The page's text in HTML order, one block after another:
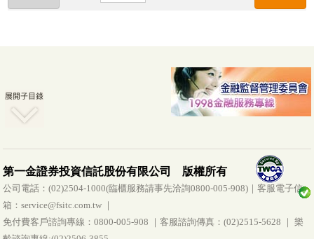
第一金證券投資信託股份有限公司 版權所有
公司電話：(02)2504-1000(臨櫃服務請事先洽詢0800-005-908)｜客服電子信
箱：service@fsitc.com.tw ｜
免付費客戶諮詢專線：0800-005-908 ｜客服諮詢傳真：(02)2515-5628 ｜ 樂